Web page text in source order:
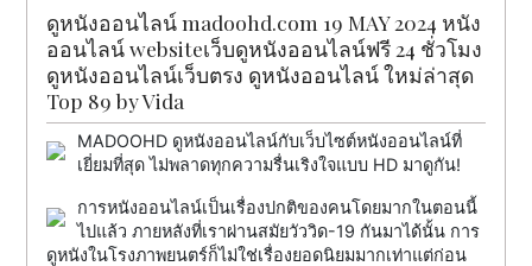
ดูหนังออนไลน์ madoohd.com 19 MAY 2024 หนัง
ออนไลน์ websiteเว็บดูหนังออนไลน์ฟรี 24 ชั่วโมง
ดูหนังออนไลน์เว็บตรง ดูหนังออนไลน์ ใหม่ล่าสุด
Top 89 by Vida
MADOOHD ดูหนังออนไลน์กับเว็บไซต์หนังออนไลน์ที่
เยี่ยมที่สุด ไม่พลาดทุกความรื่นเริงใจแบบ HD มาดูกัน!
การหนังออนไลน์เป็นเรื่องปกติของคนโดยมากในตอนนี้
ไปแล้ว ภายหลังที่เราผ่านสมัยวัววิด-19 กันมาได้นั้น การ
ดูหนังในโรงภาพยนตร์ก็ไม่ใช่เรื่องยอดนิยมมากเท่าแต่ก่อน